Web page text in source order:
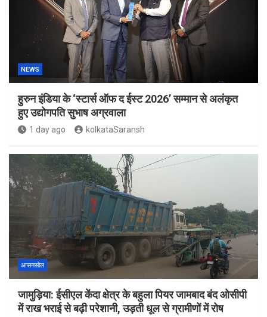
NEWS
हुरुन इंडिया के ‘स्टार्स ऑफ द ईस्ट 2026’ सम्मान से अलंकृत
हुए उद्योगपति सुभाष अग्रवाला
1 day ago kolkataSaransh
आसनसोल
जामुड़िया: ईसीएल केंदा क्षेत्र के बहुला पियर जामबाद बंद ओसीपी
में राख भराई से बढ़ी परेशानी, उड़ती धूल से ग्रामीणों में रोष